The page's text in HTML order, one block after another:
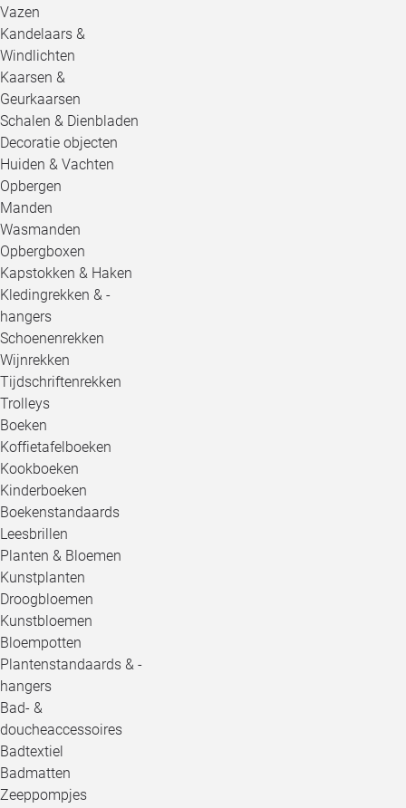
Vazen
Kandelaars &
Windlichten
Kaarsen &
Geurkaarsen
Schalen & Dienbladen
Decoratie objecten
Huiden & Vachten
Opbergen
Manden
Wasmanden
Opbergboxen
Kapstokken & Haken
Kledingrekken & -
hangers
Schoenenrekken
Wijnrekken
Tijdschriftenrekken
Trolleys
Boeken
Koffietafelboeken
Kookboeken
Kinderboeken
Boekenstandaards
Leesbrillen
Planten & Bloemen
Kunstplanten
Droogbloemen
Kunstbloemen
Bloempotten
Plantenstandaards & -
hangers
Bad- &
doucheaccessoires
Badtextiel
Badmatten
Zeeppompjes